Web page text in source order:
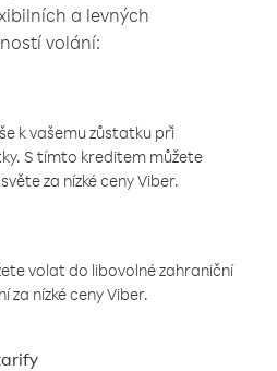
a levných
volání:
k vašemu zůstatku při
S tímto kreditem můžete
za nízké ceny Viber.
volat do libovolné zahraniční
za nízké ceny Viber.